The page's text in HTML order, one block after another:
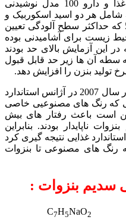
تشکیل دهند. درسال 2006، اداره غذا و دارو 100 مدل نوشیدنی
شامل هر دو اسید اسکوربیک و
بنزوات بودند. 4 تا از آن ها حد 5ppb که حداکثر سطح آلودگی تعیین
زیست برای آشامیدنی بوده
این آزمایش بالای حد بودند
سطه آن ها زیر حد قابل قبول
تولید بنزن را افزایش دهد.
تحقیقات منتشر شده در سال 2007 در آژانس استاندارد
که رنگ های مصنوعیی خاصی
است باعث رفتار های بیش
ناپایدار بودند. بنابراین
غذایی نتیجه گیری کرد
رنگ های مصنوعی تا بنزوات
سدیم بنزوات :
C7H5NaO2